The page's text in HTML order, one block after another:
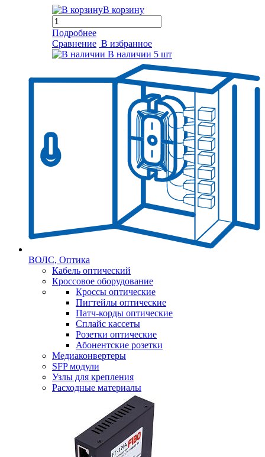
В корзину
Подробнее
Сравнение В избранное
В наличии 5 шт
ВОЛС, Оптика
Кабель оптический
Кроссовое оборудование
Кроссы оптические
Пигтейлы оптические
Патч-корды оптические
Сплайс кассеты
Розетки оптические
Абонентские розетки
Медиаконвертеры
SFP модули
Узлы для крепления
Расходные материалы